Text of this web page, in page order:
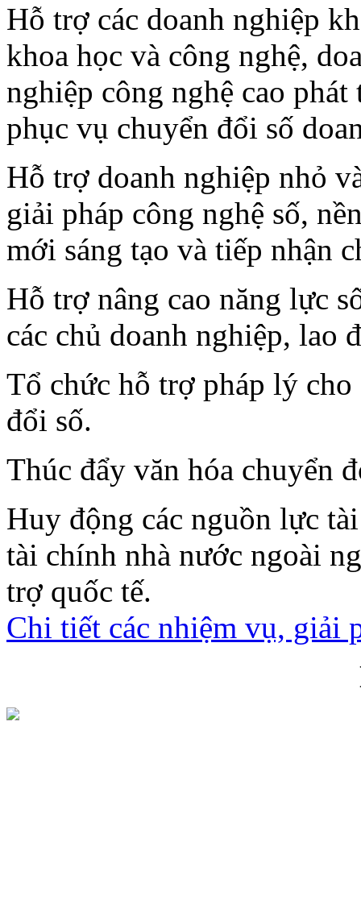
Hỗ trợ các doanh nghiệp
khoa học và công nghệ,
nghiệp công nghệ cao
phục vụ chuyển đổi số
Hỗ trợ doanh nghiệp nhỏ
giải pháp công nghệ số,
mới sáng tạo và tiếp nhận
Hỗ trợ nâng cao năng lực
các chủ doanh nghiệp, lao
Tổ chức hỗ trợ pháp lý
đổi số.
Thúc đẩy văn hóa chuyển
Huy động các nguồn lực
tài chính nhà nước ngoài
trợ quốc tế.
Chi tiết các nhiệm vụ, giải